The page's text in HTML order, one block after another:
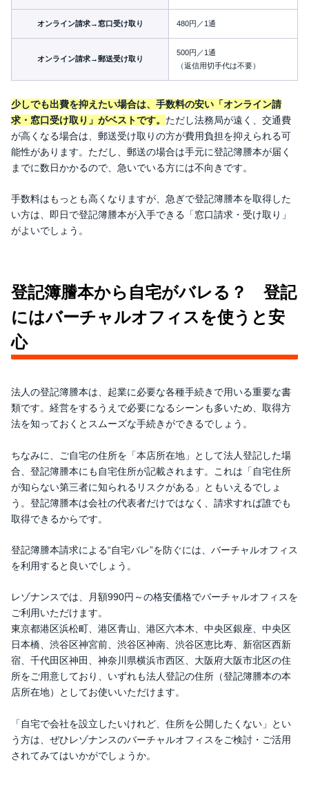
オンライン請求→窓口受け取り 480円／1通
オンライン請求→郵送受け取り
500円／1通
（返信用切手代は不要）
少しでも出費を抑えたい場合は、手数料の安い「オンライン請
求・窓口受け取り」がベストです。 ただし法務局が遠く、交通費
が高くなる場合は、郵送受け取りの方が費用負担を抑えられる可
能性があります。ただし、郵送の場合は手元に登記簿謄本が届く
までに数日かかるので、急いでいる方には不向きです。
手数料はもっとも高くなりますが、急ぎで登記簿謄本を取得した
い方は、即日で登記簿謄本が入手できる「窓口請求・受け取り」
がよいでしょう。
登記簿謄本から自宅がバレる？ 登記
にはバーチャルオフィスを使うと安
心
法人の登記簿謄本は、起業に必要な各種手続きで用いる重要な書
類です。経営をするうえで必要になるシーンも多いため、取得方
法を知っておくとスムーズな手続きができるでしょう。
ちなみに、ご自宅の住所を「本店所在地」として法人登記した場
合、登記簿謄本にも自宅住所が記載されます。これは「自宅住所
が知らない第三者に知られるリスクがある」ともいえるでしょ
う。登記簿謄本は会社の代表者だけではなく、請求すれば誰でも
取得できるからです。
登記簿謄本請求による“自宅バレ”を防ぐには、バーチャルオフィス
を利用すると良いでしょう。
レゾナンスでは、月額990円～の格安価格でバーチャルオフィスを
ご利用いただけます。
東京都港区浜松町、港区青山、港区六本木、中央区銀座、中央区
日本橋、渋谷区神宮前、渋谷区神南、渋谷区恵比寿、新宿区西新
宿、千代田区神田、神奈川県横浜市西区、大阪府大阪市北区の住
所をご用意しており、いずれも法人登記の住所（登記簿謄本の本
店所在地）としてお使いいただけます。
「自宅で会社を設立したいけれど、住所を公開したくない」とい
う方は、ぜひレゾナンスのバーチャルオフィスをご検討・ご活用
されてみてはいかがでしょうか。